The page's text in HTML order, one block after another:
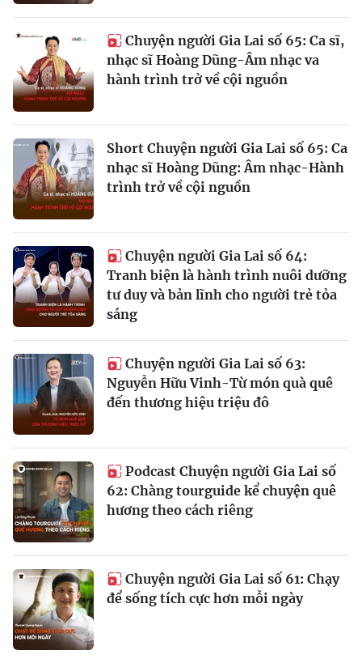
Chuyện người Gia Lai số 65: Ca sĩ,
nhạc sĩ Hoàng Dũng-Âm nhạc va
hành trình trở về cội nguồn
Short Chuyện người Gia Lai số 65: Ca
nhạc sĩ Hoàng Dũng: Âm nhạc-Hành
trình trở về cội nguồn
Chuyện người Gia Lai số 64:
Tranh biện là hành trình nuôi dưỡng
tư duy và bản lĩnh cho người trẻ tỏa
sáng
Chuyện người Gia Lai số 63:
Nguyễn Hữu Vinh-Từ món quà quê
đến thương hiệu triệu đô
Podcast Chuyện người Gia Lai số
62: Chàng tourguide kể chuyện quê
hương theo cách riêng
Chuyện người Gia Lai số 61: Chạy
để sống tích cực hơn mỗi ngày